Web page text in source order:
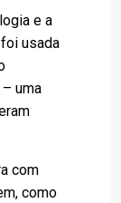
e a
foi usada
– uma
com
como